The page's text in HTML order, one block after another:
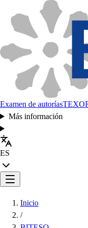
Examen de autorías
Más información
ES
Inicio
/